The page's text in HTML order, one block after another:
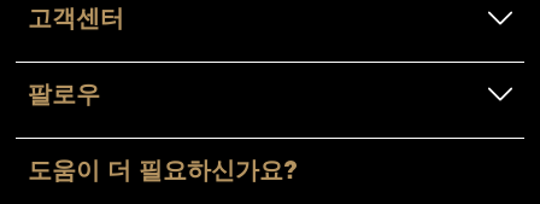
고객센터
팔로우
도움이 더 필요하신가요?